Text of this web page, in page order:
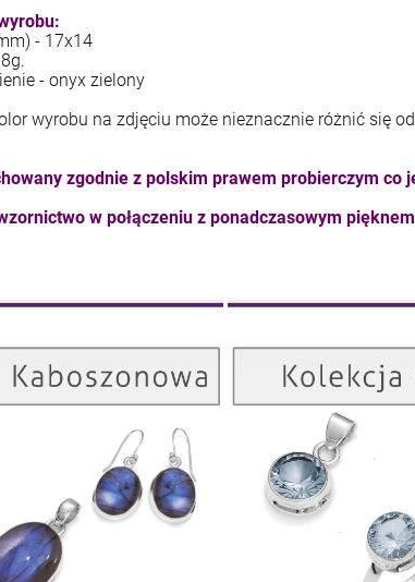
zł
szt.
DO KOSZYKA
- 17x14
- onyx zielony
wyrobu na zdjęciu może nieznacznie różnić się
zgodnie z polskim prawem probierczym
w połączeniu z ponadczasowym
Kolekcja Kaboszonowa
ZOBACZ